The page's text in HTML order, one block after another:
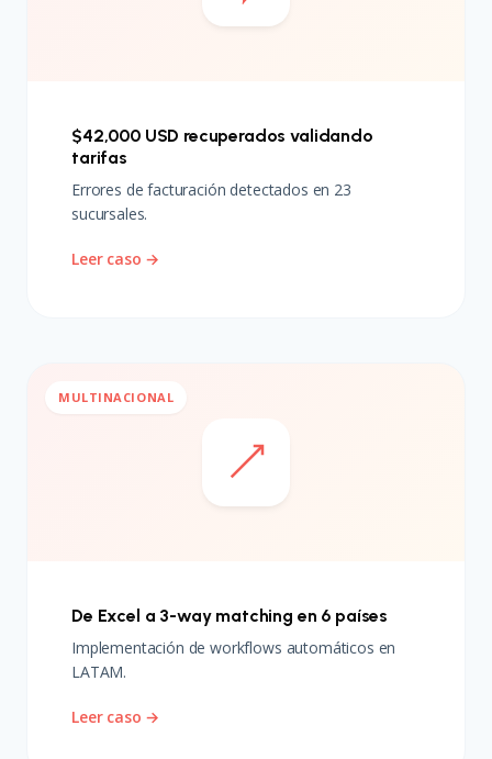
$42,000 USD recuperados validando
tarifas
Errores de facturación detectados en 23
sucursales.
Leer caso →
MULTINACIONAL
De Excel a 3-way matching en 6 países
Implementación de workflows automáticos en
LATAM.
Leer caso →